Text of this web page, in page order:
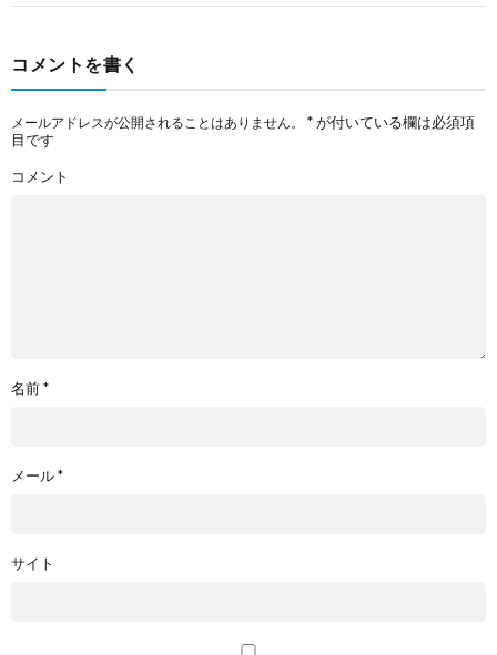
コメントを書く
メールアドレスが公開されることはありません。 *が付いている欄は必須項
目です
コメント
名前*
メール*
サイト